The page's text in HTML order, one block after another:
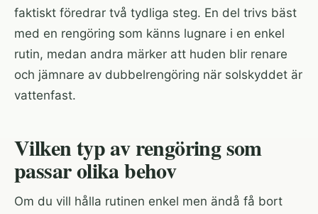
faktiskt föredrar två tydliga steg. En del trivs bäst
med en rengöring som känns lugnare i en enkel
rutin, medan andra märker att huden blir renare
och jämnare av dubbelrengöring när solskyddet är
vattenfast.
Vilken typ av rengöring som
passar olika behov
Om du vill hålla rutinen enkel men ändå få bort